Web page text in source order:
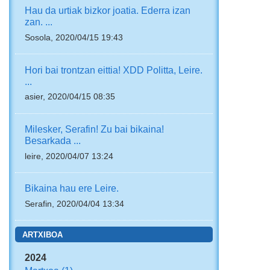
Hau da urtiak bizkor joatia. Ederra izan
zan. ...
Sosola, 2020/04/15 19:43
Hori bai trontzan eittia! XDD Politta, Leire.
asier, 2020/04/15 08:35
Milesker, Serafin! Zu bai bikaina!
Besarkada ...
leire, 2020/04/07 13:24
Bikaina hau ere Leire.
Serafin, 2020/04/04 13:34
ARTXIBOA
2024